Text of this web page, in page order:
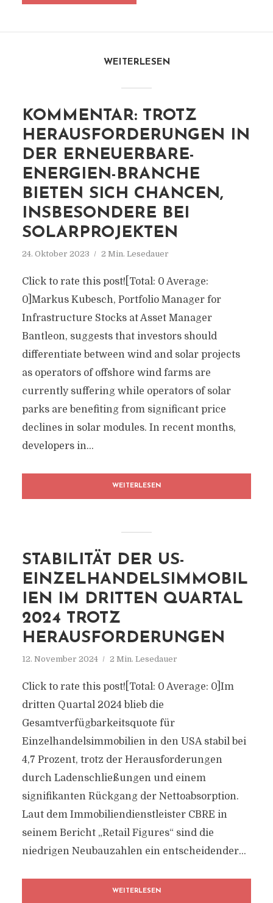
WEITERLESEN
KOMMENTAR: TROTZ
HERAUSFORDERUNGEN IN
DER ERNEUERBARE-
ENERGIEN-BRANCHE
BIETEN SICH CHANCEN,
INSBESONDERE BEI
SOLARPROJEKTEN
24. Oktober 2023 2 Min. Lesedauer
Click to rate this post![Total: 0 Average:
0]Markus Kubesch, Portfolio Manager for
Infrastructure Stocks at Asset Manager
Bantleon, suggests that investors should
differentiate between wind and solar projects
as operators of offshore wind farms are
currently suffering while operators of solar
parks are benefiting from significant price
declines in solar modules. In recent months,
developers in...
WEITERLESEN
STABILITÄT DER US-
EINZELHANDELSIMMOBIL
IEN IM DRITTEN QUARTAL
2024 TROTZ
HERAUSFORDERUNGEN
12. November 2024 2 Min. Lesedauer
Click to rate this post![Total: 0 Average: 0]Im
dritten Quartal 2024 blieb die
Gesamtverfügbarkeitsquote für
Einzelhandelsimmobilien in den USA stabil bei
4,7 Prozent, trotz der Herausforderungen
durch Ladenschließungen und einem
signifikanten Rückgang der Nettoabsorption.
Laut dem Immobiliendienstleister CBRE in
seinem Bericht „Retail Figures“ sind die
niedrigen Neubauzahlen ein entscheidender...
WEITERLESEN